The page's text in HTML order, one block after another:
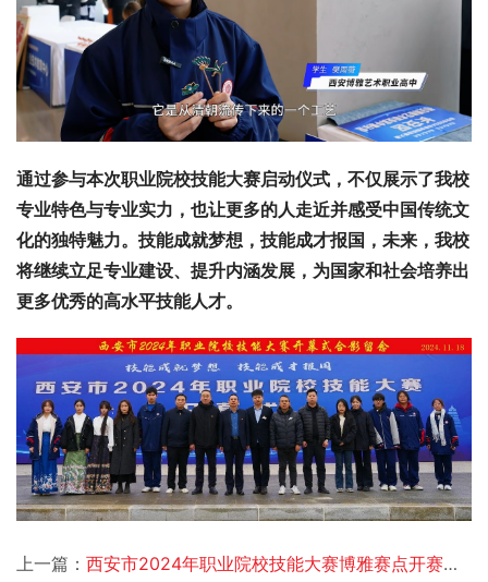
通过参与本次职业院校技能大赛启动仪式，不仅展示了我校
专业特色与专业实力，也让更多的人走近并感受中国传统文
化的独特魅力。技能成就梦想，技能成才报国，未来，我校
将继续立足专业建设、提升内涵发展，为国家和社会培养出
更多优秀的高水平技能人才。
上一篇： 西安市2024年职业院校技能大赛博雅赛点开赛仪式